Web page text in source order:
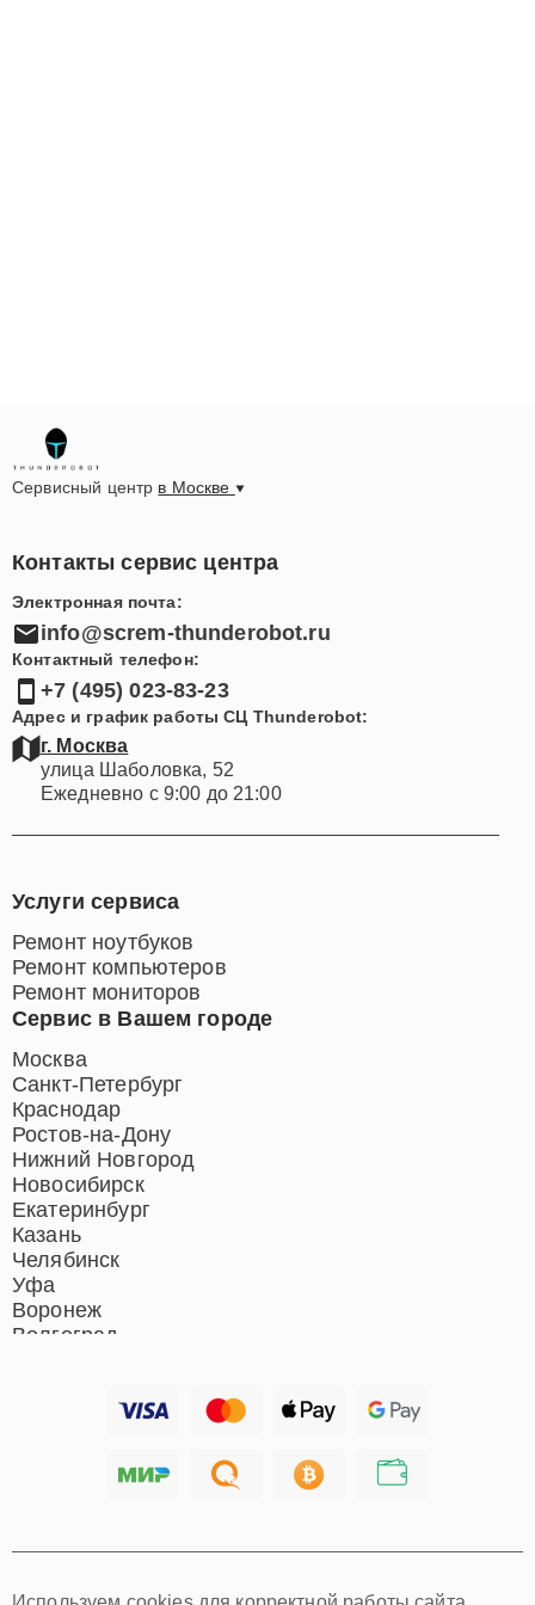
Сервисный центрв Москве
Контакты сервис центра
Электронная почта:
info@screm-thunderobot.ru
Контактный телефон:
+7 (495) 023-83-23
Адрес и график работы СЦ Thunderobot:
г. Москва
улица Шаболовка, 52
Ежедневно с 9:00 до 21:00
Сервис в Вашем городе
Москва
Санкт-Петербург
Краснодар
Ростов-на-Дону
Нижний Новгород
Новосибирск
Екатеринбург
Казань
Челябинск
Уфа
Воронеж
Тюмень
Самара
Услуги сервиса
Ремонт ноутбуков
Ремонт компьютеров
Ремонт мониторов